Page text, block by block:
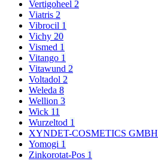
Vertigoheel 2
Viatris 2
Vibrocil 1
Vichy 20
Vismed 1
Vitango 1
Vitawund 2
Voltadol 2
Weleda 8
Wellion 3
Wick 11
Wurzeltod 1
XYNDET-COSMETICS GMBH
Yomogi 1
Zinkorotat-Pos 1